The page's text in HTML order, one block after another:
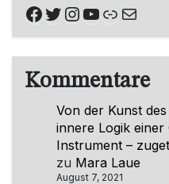
Facebook
Twitter
Instagram
YouTube
Link
E-Mail
Kommentare
Von der Kunst
innere Logik einer
Instrument –
zu Mara Laue
August 7, 2021